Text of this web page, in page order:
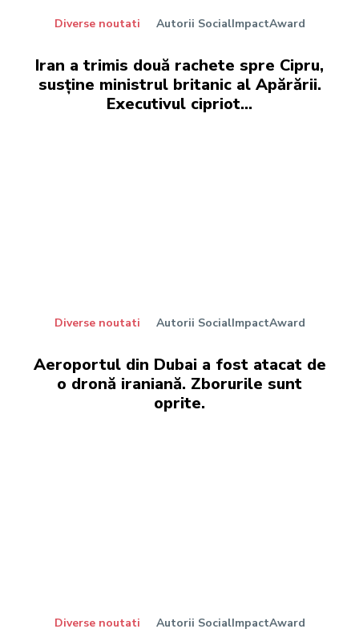
Diverse noutati Autorii SocialImpactAward
Iran a trimis două rachete spre Cipru,
susține ministrul britanic al Apărării.
Executivul cipriot…
Diverse noutati Autorii SocialImpactAward
Aeroportul din Dubai a fost atacat de
o dronă iraniană. Zborurile sunt
oprite.
Diverse noutati Autorii SocialImpactAward